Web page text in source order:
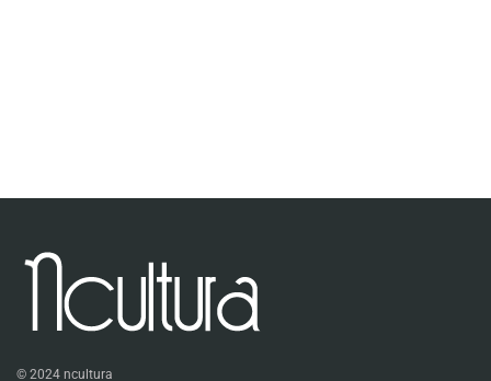
© 2024 ncultura